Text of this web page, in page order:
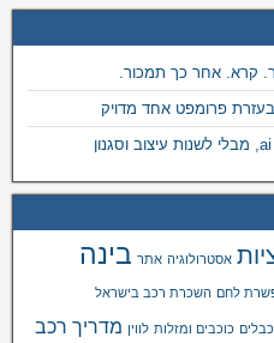
קרא. אחר כך תמכור.
בעזרת פרומפט אחד מדויק
אסטרולוגיה אתר בינה
לחם השכרת רכב בישראל
כבלים כוכבים ומזלות לווין מדריך רכב